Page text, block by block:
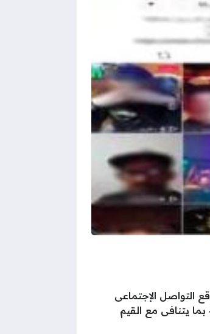
التواصل الإجتماعى
يتنافى مع القيم